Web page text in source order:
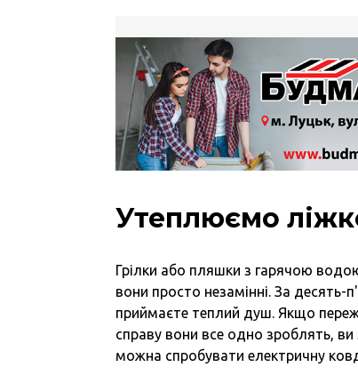
Утеплюємо
Грілки або пляшки з гарячою
вони просто незамінні. За десять-
приймаєте теплий душ. Якщо
справу вони все одно зроблять,
можна спробувати електричну